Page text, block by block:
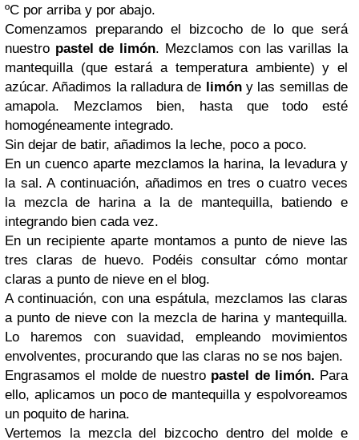
ºC por arriba y por abajo.
Comenzamos preparando el bizcocho de lo que será
nuestro pastel de limón. Mezclamos con las varillas la
mantequilla (que estará a temperatura ambiente) y el
azúcar. Añadimos la ralladura de limóny las semillas de
amapola. Mezclamos bien, hasta que todo esté
homogéneamente integrado.
Sin dejar de batir, añadimos la leche, poco a poco.
En un cuenco aparte mezclamos la harina, la levadura y
la sal. A continuación, añadimos en tres o cuatro veces
la mezcla de harina a la de mantequilla, batiendo e
integrando bien cada vez.
En un recipiente aparte montamos a punto de nieve las
tres claras de huevo. Podéis consultar cómo montar
claras a punto de nieve en el blog.
A continuación, con una espátula, mezclamos las claras
a punto de nieve con la mezcla de harina y mantequilla.
Lo haremos con suavidad, empleando movimientos
envolventes, procurando que las claras no se nos bajen.
Engrasamos el molde de nuestro pastel de limón. Para
ello, aplicamos un poco de mantequilla y espolvoreamos
un poquito de harina.
Vertemos la mezcla del bizcocho dentro del molde e